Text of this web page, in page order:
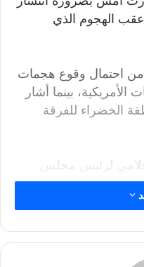
عقب الهجوم الذي
من احتمال وقوع هجمات
بينما أشار
الخضراء للفرقة
لرئيس مجلس
العام للقوات
بزيارة إلى مقر قيادة
مع تصاعد التوتر